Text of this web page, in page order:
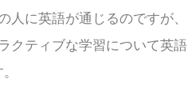
に英語が通じるのですが、
クティブな学習について英語